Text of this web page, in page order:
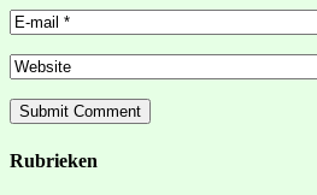
Rubrieken